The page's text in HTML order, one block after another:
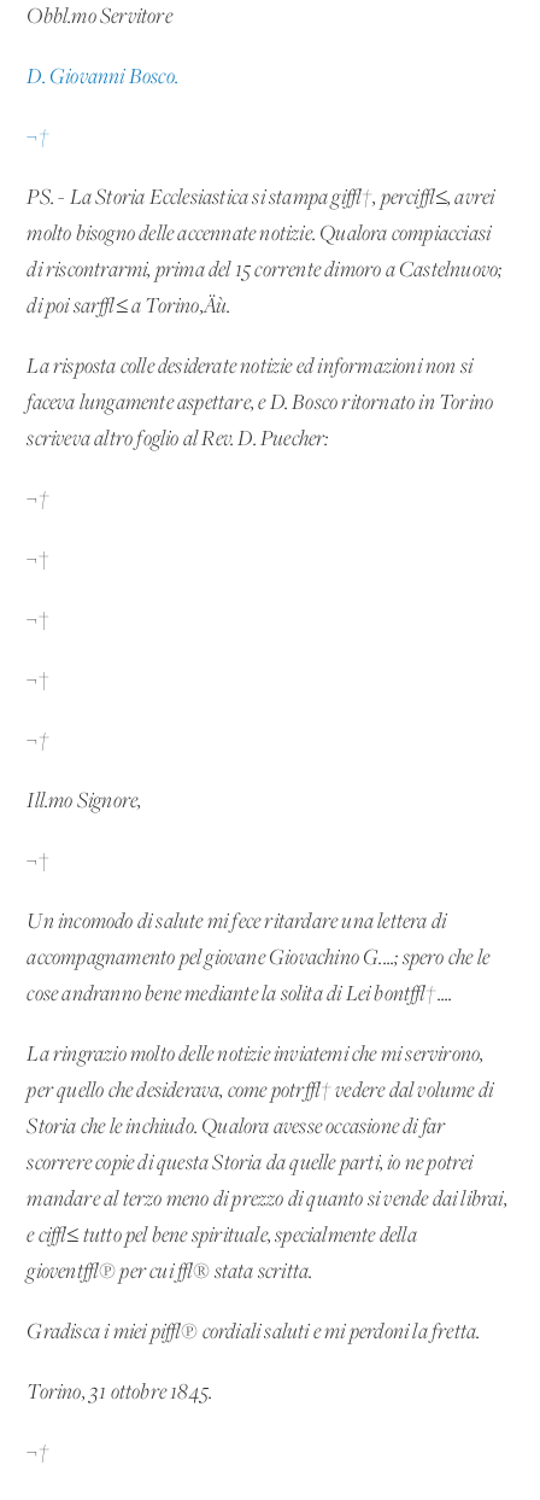
Obbl.mo Servitore
D. Giovanni Bosco.
¬†
PS. - La Storia Ecclesiastica si stampa gi√†, perci√≤, avrei
molto bisogno delle accennate notizie. Qualora compiacciasi
di riscontrarmi, prima del 15 corrente dimoro a Castelnuovo;
di poi sar√≤ a Torino‚Äù.
La risposta colle desiderate notizie ed informazioni non si
faceva lungamente aspettare, e D. Bosco ritornato in Torino
scriveva altro foglio al Rev. D. Puecher:
¬†
¬†
¬†
¬†
¬†
Ill.mo Signore,
¬†
Un incomodo di salute mi fece ritardare una lettera di
accompagnamento pel giovane Giovachino G....; spero che le
cose andranno bene mediante la solita di Lei bont√†....
La ringrazio molto delle notizie inviatemi che mi servirono,
per quello che desiderava, come potr√† vedere dal volume di
Storia che le inchiudo. Qualora avesse occasione di far
scorrere copie di questa Storia da quelle parti, io ne potrei
mandare al terzo meno di prezzo di quanto si vende dai librai,
e ci√≤ tutto pel bene spirituale, specialmente della
giovent√π per cui √® stata scritta.
Gradisca i miei pi√π cordiali saluti e mi perdoni la fretta.
Torino, 31 ottobre 1845.
¬†